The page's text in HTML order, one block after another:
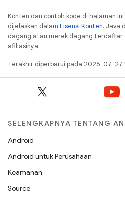
Konten dan contoh kode di halaman
dijelaskan dalam Lisensi Konten. Java
dagang atau merek dagang terdaftar
afiliasinya.
Terakhir diperbarui pada 2025-07-27
SELENGKAPNYA TENTANG
Android
Android untuk Perusahaan
Keamanan
Source